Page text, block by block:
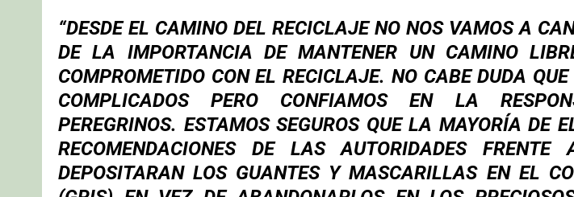
“DESDE EL CAMINO DEL RECICLAJE NO NOS VAMOS A
DE LA IMPORTANCIA DE MANTENER UN CAMINO
COMPROMETIDO CON EL RECICLAJE. NO CABE DUDA
COMPLICADOS PERO CONFIAMOS EN LA
PEREGRINOS. ESTAMOS SEGUROS QUE LA MAYORÍA DE
RECOMENDACIONES DE LAS AUTORIDADES
DEPOSITARAN LOS GUANTES Y MASCARILLAS EN EL